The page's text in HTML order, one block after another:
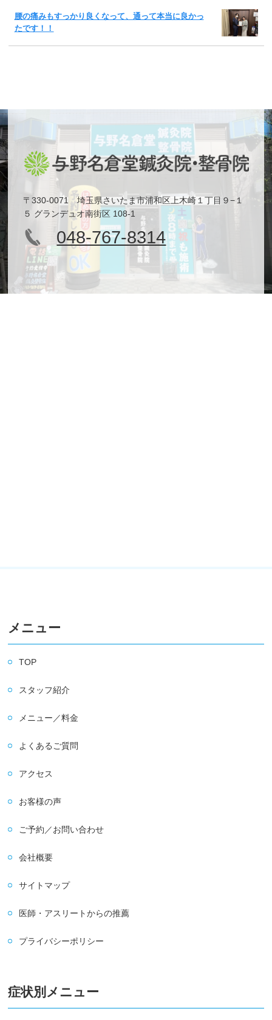
腰の痛みもすっかり良くなって、通って本当に良かっ
たです！！
〒330-0071 埼玉県さいたま市浦和区上木崎１丁目９−１
５ グランデュオ南街区 108-1
048-767-8314
メニュー
TOP
スタッフ紹介
メニュー／料金
よくあるご質問
アクセス
お客様の声
ご予約／お問い合わせ
会社概要
サイトマップ
医師・アスリートからの推薦
プライバシーポリシー
症状別メニュー